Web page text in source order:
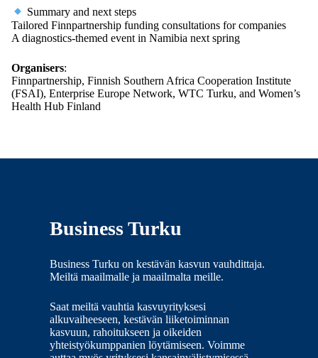
Summary and next steps
Tailored Finnpartnership funding consultations for companies
A diagnostics-themed event in Namibia next spring
Organisers:
Finnpartnership, Finnish Southern Africa Cooperation Institute
(FSAI), Enterprise Europe Network, WTC Turku, and Women’s
Health Hub Finland
Business Turku
Business Turku on kestävän kasvun vauhdittaja.
Meiltä maailmalle ja maailmalta meille.
Saat meiltä vauhtia kasvuyrityksesi
alkuvaiheeseen, kestävän liiketoiminnan
kasvuun, rahoitukseen ja oikeiden
yhteistyökumppanien löytämiseen. Voimme